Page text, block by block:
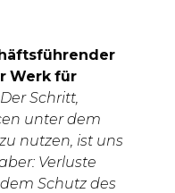
Werk für
Schritt,
unter dem
zu nutzen, ist uns
Verluste
dem Schutz des